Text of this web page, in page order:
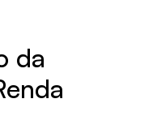
da